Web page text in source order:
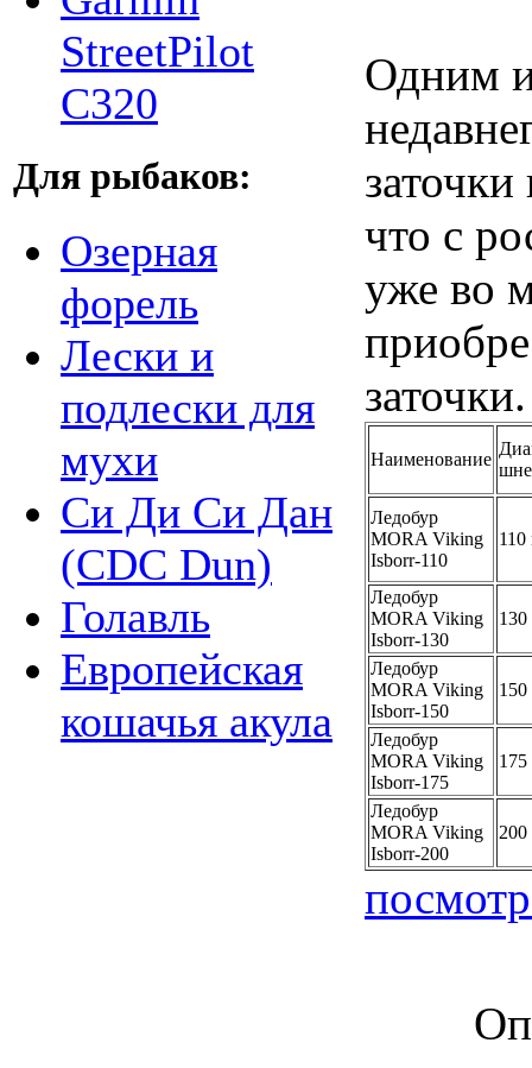
StreetPilot
C320
Для рыбаков:
Озерная
форель
Лески и
подлески для
мухи
Си Ди Си Дан
(CDC Dun)
Голавль
Европейская
кошачья акула
Одним
что с
уже во
заточки.
Наименование
Ледобур
MORA Viking
Isborr-110
Ледобур
MORA Viking
Isborr-130
Ледобур
MORA Viking
Isborr-150
Ледобур
MORA Viking
Isborr-175
Ледобур
MORA Viking
Isborr-200